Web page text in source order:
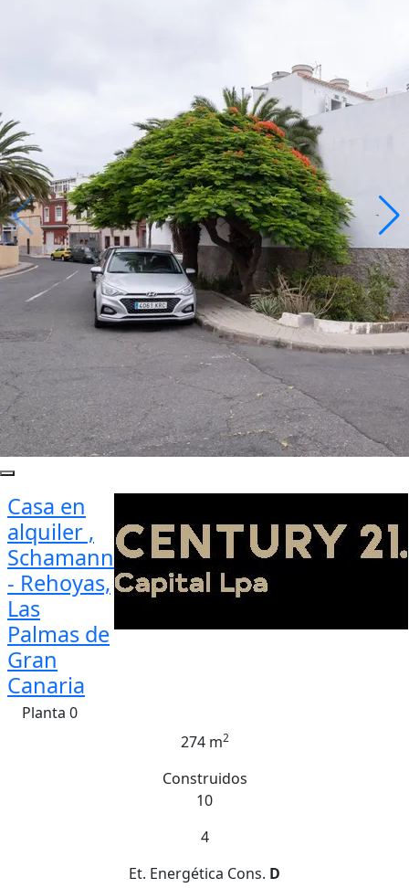
Casa en
alquiler ,
Schamann
- Rehoyas,
Las
Palmas de
Gran
Canaria
Planta 0
274 m2
Construidos
10
4
Et. Energética Cons. D